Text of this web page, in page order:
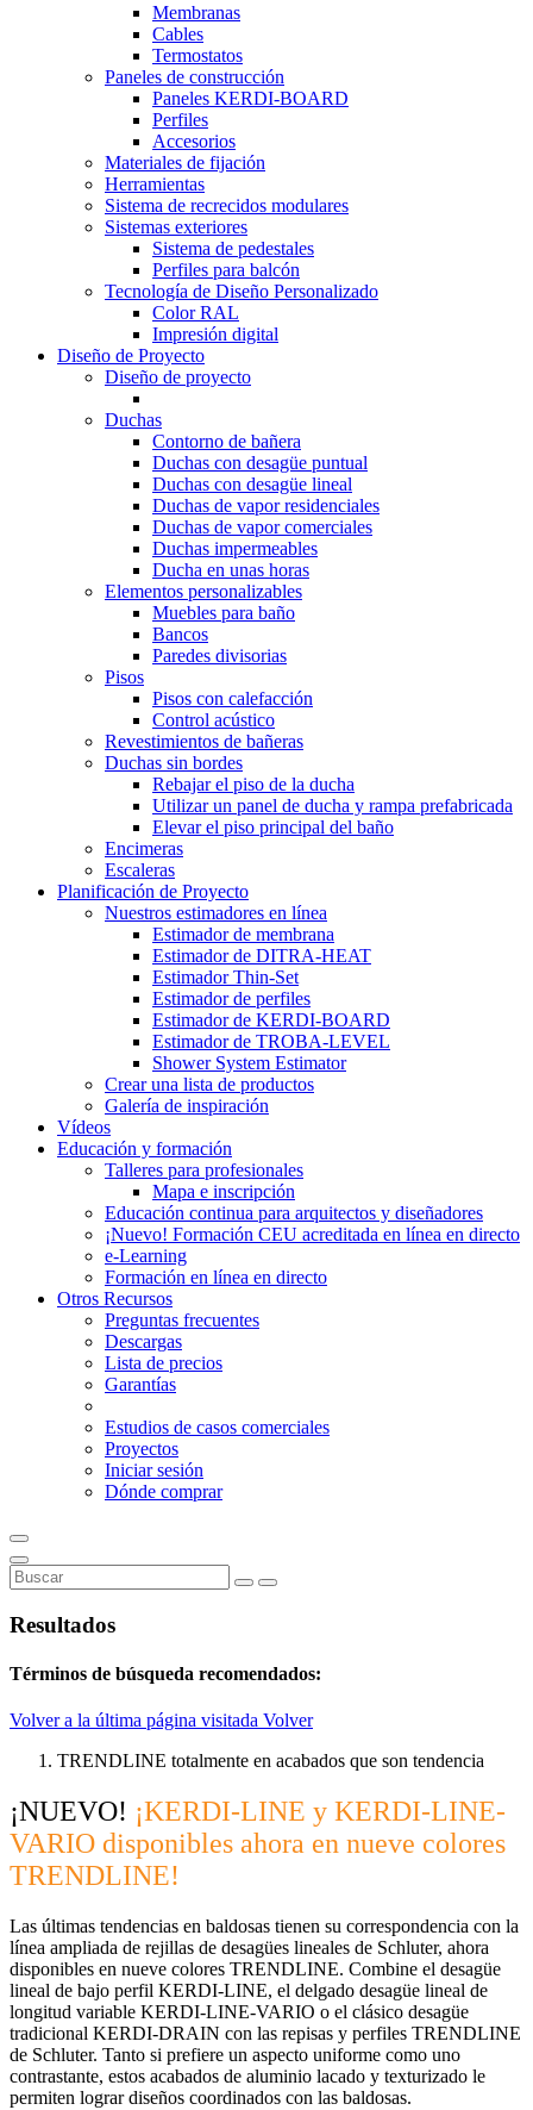
Membranas
Cables
Termostatos
Paneles de construcción
Paneles KERDI-BOARD
Perfiles
Accesorios
Materiales de fijación
Herramientas
Sistema de recrecidos modulares
Sistemas exteriores
Sistema de pedestales
Perfiles para balcón
Tecnología de Diseño Personalizado
Color RAL
Impresión digital
Diseño de Proyecto
Diseño de proyecto
Duchas
Contorno de bañera
Duchas con desagüe puntual
Duchas con desagüe lineal
Duchas de vapor residenciales
Duchas de vapor comerciales
Duchas impermeables
Ducha en unas horas
Elementos personalizables
Muebles para baño
Bancos
Paredes divisorias
Pisos
Pisos con calefacción
Control acústico
Revestimientos de bañeras
Duchas sin bordes
Rebajar el piso de la ducha
Utilizar un panel de ducha y rampa prefabricada
Elevar el piso principal del baño
Encimeras
Escaleras
Planificación de Proyecto
Nuestros estimadores en línea
Estimador de membrana
Estimador de DITRA-HEAT
Estimador Thin-Set
Estimador de perfiles
Estimador de KERDI-BOARD
Estimador de TROBA-LEVEL
Shower System Estimator
Crear una lista de productos
Galería de inspiración
Vídeos
Educación y formación
Talleres para profesionales
Mapa e inscripción
Educación continua para arquitectos y diseñadores
¡Nuevo! Formación CEU acreditada en línea en directo
e-Learning
Formación en línea en directo
Otros Recursos
Preguntas frecuentes
Descargas
Lista de precios
Garantías
Estudios de casos comerciales
Proyectos
Iniciar sesión
Dónde comprar
Resultados
Términos de búsqueda recomendados:
Volver a la última página visitada Volver
TRENDLINE totalmente en acabados que son tendencia
¡NUEVO! ¡KERDI-LINE y KERDI-LINE-
VARIO disponibles ahora en nueve colores
TRENDLINE!
Las últimas tendencias en baldosas tienen su correspondencia con la
línea ampliada de rejillas de desagües lineales de Schluter, ahora
disponibles en nueve colores TRENDLINE. Combine el desagüe
lineal de bajo perfil KERDI-LINE, el delgado desagüe lineal de
longitud variable KERDI-LINE-VARIO o el clásico desagüe
tradicional KERDI-DRAIN con las repisas y perfiles TRENDLINE
de Schluter. Tanto si prefiere un aspecto uniforme como uno
contrastante, estos acabados de aluminio lacado y texturizado le
permiten lograr diseños coordinados con las baldosas.